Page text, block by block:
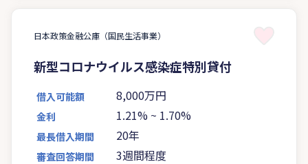
日本政策金融公庫（国民生活事業）
新型コロナウイルス感染症特別貸付
借入可能額 8,000万円
金利 1.21% ~ 1.70%
最長借入期間 20年
審査回答期間 3週間程度